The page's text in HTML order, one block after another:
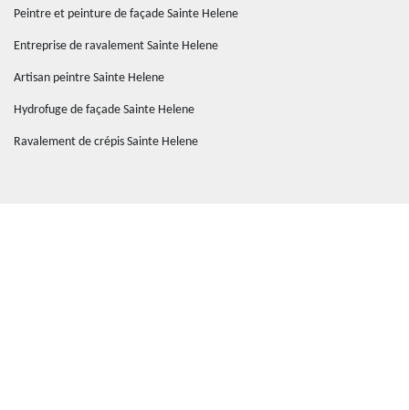
Peintre et peinture de façade Sainte Helene
Entreprise de ravalement Sainte Helene
Artisan peintre Sainte Helene
Hydrofuge de façade Sainte Helene
Ravalement de crépis Sainte Helene